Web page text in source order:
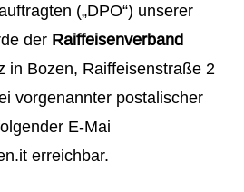
(„DPO“) unserer
der Raiffeisenverband
in Bozen, Raiffeisenstraße 2
vorgenannter postalischer
E-Mai
erreichbar.